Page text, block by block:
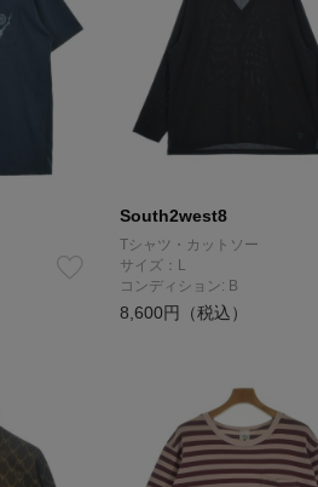
South2west8
Tシャツ・カットソー
サイズ：L
コンディション: B
8,600円（税込）